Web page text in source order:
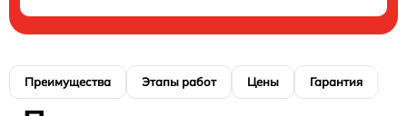
Преимущества Этапы работ Цены Гарантия